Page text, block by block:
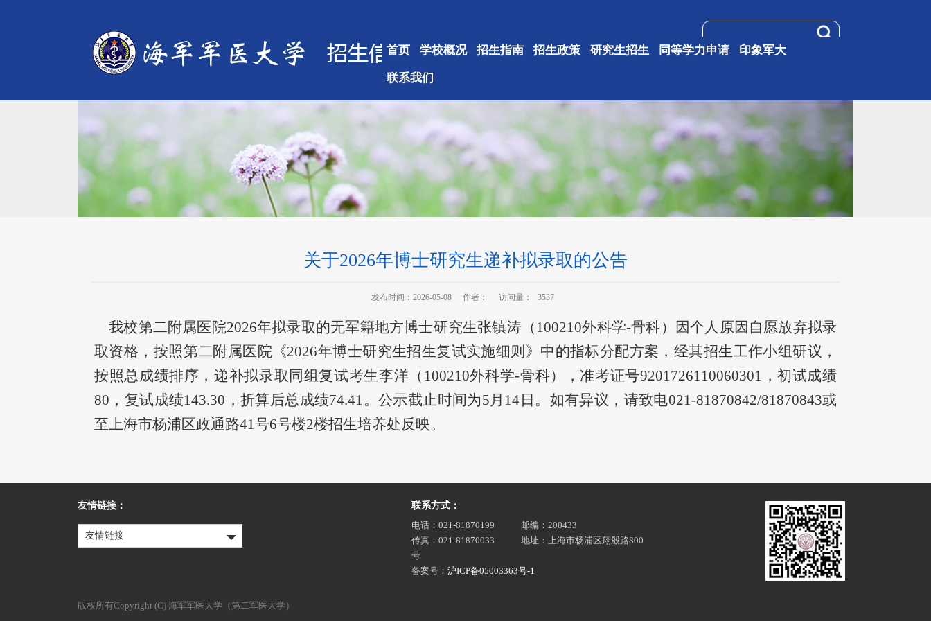
首页 学校概况 招生指南 招生政策 研究生招生 同等学力申请 印象军大
联系我们
关于2026年博士研究生递补拟录取的公告
发布时间：2026-05-08 作者： 访问量： 3537
我校第二附属医院2026年拟录取的无军籍地方博士研究生张镇涛（100210外科学-骨科）因个人原因自愿放弃拟录
取资格，按照第二附属医院《2026年博士研究生招生复试实施细则》中的指标分配方案，经其招生工作小组研议，
按照总成绩排序，递补拟录取同组复试考生李洋（100210外科学-骨科），准考证号9201726110060301，初试成绩
80，复试成绩143.30，折算后总成绩74.41。公示截止时间为5月14日。如有异议，请致电021-81870842/81870843或
至上海市杨浦区政通路41号6号楼2楼招生培养处反映。
友情链接：
友情链接
联系方式：
电话：021-81870199
邮编：200433
传真：021-81870033
地址：上海市杨浦区翔殷路800
号
备案号： 沪ICP备05003363号-1
版权所有Copyright (C) 海军军医大学（第二军医大学）